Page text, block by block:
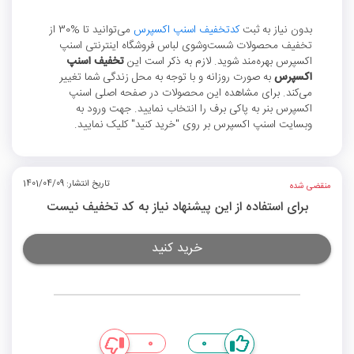
بدون نیاز به ثبتکدتخفیف اسنپ اکسپرس
می‌توانید تا %30 از
تخفیف محصولات شست‌وشوی لباس فروشگاه اینترنتی اسنپ
اکسپرس بهره‌مند شوید. لازم به ذکر است اینتخفیف اسنپ
اکسپرسبه صورت روزانه و با توجه به محل زندگی شما تغییر
می‌کند. برای مشاهده این محصولات در صفحه اصلی اسنپ
اکسپرس بنر به پاکی برف را انتخاب نمایید. جهت ورود به
وبسایت اسنپ اکسپرس بر روی "خرید کنید" کلیک نمایید.
منقضی شده تاریخ انتشار: 1401/04/09
برای استفاده از این پیشنهاد نیاز به کد تخفیف نیست
خرید کنید
0
0